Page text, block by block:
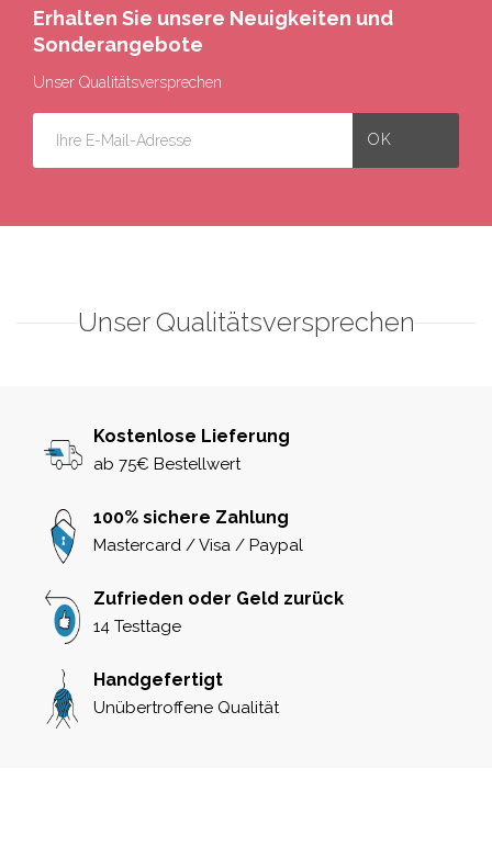
Erhalten Sie unsere Neuigkeiten und
Sonderangebote
Unser Qualitätsversprechen
Unser Qualitätsversprechen
Kostenlose Lieferung
ab 75€ Bestellwert
100% sichere Zahlung
Mastercard / Visa / Paypal
Zufrieden oder Geld zurück
14 Testtage
Handgefertigt
Unübertroffene Qualität